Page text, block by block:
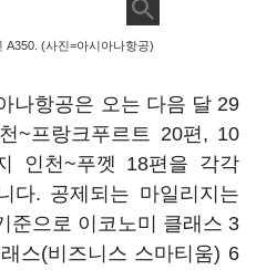
A350. (사진=아시아나항공)
나항공은 오는 다음 달 29
~프랑크푸르트 20편, 10
인천~푸껫 18편을 각각
다. 공제되는 마일리지는
준으로 이코노미 클래스 3
스(비즈니스 스마티움) 6